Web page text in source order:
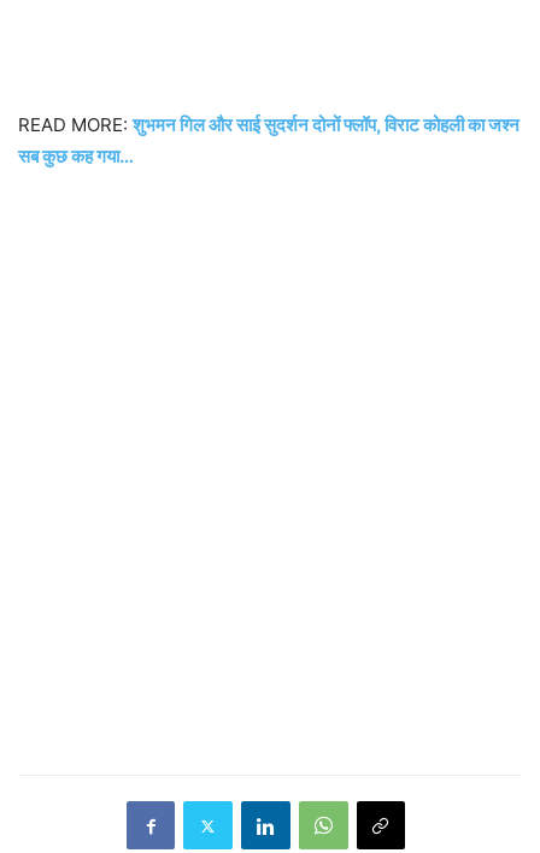
READ MORE:शुभमन गिल और साई सुदर्शन दोनों फ्लॉप, विराट कोहली का जश्न
सब कुछ कह गया…